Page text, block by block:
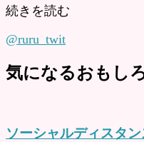
続きを読む
@ruru_twit
気になるおもし
ソーシャルディスタ